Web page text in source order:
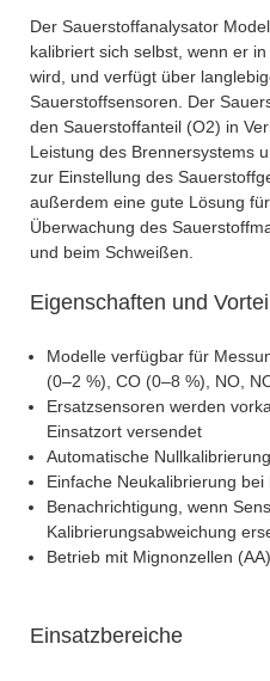
Der Sauerstoffanalysator
kalibriert sich selbst, wenn er
wird, und verfügt über
Sauerstoffsensoren. Der
den Sauerstoffanteil (O2) in
Leistung des Brennersystems
zur Einstellung des
außerdem eine gute Lösung
Überwachung des
und beim Schweißen.
Eigenschaften und
Modelle verfügbar für
(0–2 %), CO (0–8 %), NO,
Ersatzsensoren werden
Einsatzort versendet
Automatische Nullkalibrierung
Einfache Neukalibrierung
Benachrichtigung, wenn
Kalibrierungsabweichung
Betrieb mit Mignonzellen (AA)
Einsatzbereiche